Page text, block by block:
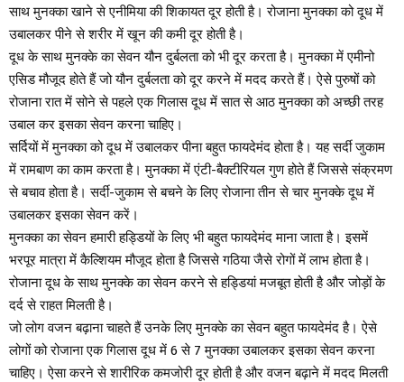
साथ मुनक्का खाने से एनीमिया की शिकायत दूर होती है। रोजाना मुनक्का को दूध में
उबालकर पीने से शरीर में खून की कमी दूर होती है।
दूध के साथ मुनक्के का सेवन यौन दुर्बलता को भी दूर करता है। मुनक्का में एमीनो
एसिड मौजूद होते हैं जो यौन दुर्बलता को दूर करने में मदद करते हैं। ऐसे पुरुषों को
रोजाना रात में सोने से पहले एक गिलास दूध में सात से आठ मुनक्का को अच्छी तरह
उबाल कर इसका सेवन करना चाहिए।
सर्दियों में मुनक्का को दूध में उबालकर पीना बहुत फायदेमंद होता है। यह सर्दी जुकाम
में रामबाण का काम करता है। मुनक्का में एंटी-बैक्टीरियल गुण होते हैं जिससे संक्रमण
से बचाव होता है। सर्दी-जुकाम से बचने के लिए रोजाना तीन से चार मुनक्के दूध में
उबालकर इसका सेवन करें।
मुनक्का का सेवन हमारी हड्डियों के लिए भी बहुत फायदेमंद माना जाता है। इसमें
भरपूर मात्रा में कैल्शियम मौजूद होता है जिससे गठिया जैसे रोगों में लाभ होता है।
रोजाना दूध के साथ मुनक्के का सेवन करने से हड्डियां मजबूत होती है और जोड़ों के
दर्द से राहत मिलती है।
जो लोग वजन बढ़ाना चाहते हैं उनके लिए मुनक्के का सेवन बहुत फायदेमंद है। ऐसे
लोगों को रोजाना एक गिलास दूध में 6 से 7 मुनक्का उबालकर इसका सेवन करना
चाहिए। ऐसा करने से शारीरिक कमजोरी दूर होती है और वजन बढ़ाने में मदद मिलती